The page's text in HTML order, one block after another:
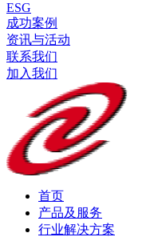
ESG
成功案例
资讯与活动
联系我们
加入我们
首页
产品及服务
行业解决方案